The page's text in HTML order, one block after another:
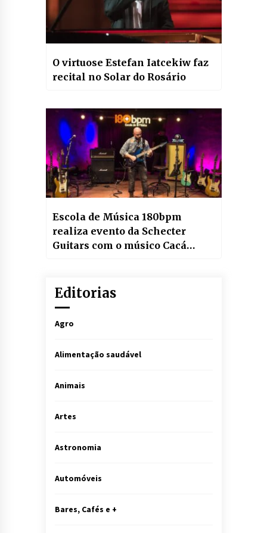
O virtuose Estefan Iatcekiw faz
recital no Solar do Rosário
Escola de Música 180bpm
realiza evento da Schecter
Guitars com o músico Cacá
Editorias
Agro
Alimentação saudável
Animais
Artes
Astronomia
Automóveis
Bares, Cafés e +